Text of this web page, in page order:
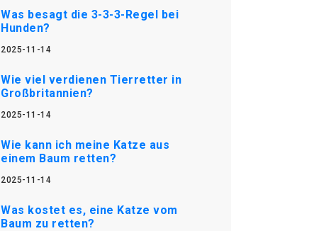
Was besagt die 3-3-3-Regel bei
Hunden?
2025-11-14
Wie viel verdienen Tierretter in
Großbritannien?
2025-11-14
Wie kann ich meine Katze aus
einem Baum retten?
2025-11-14
Was kostet es, eine Katze vom
Baum zu retten?